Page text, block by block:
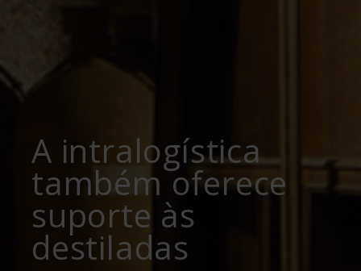
A intralogística
também oferece
suporte às
destiladas